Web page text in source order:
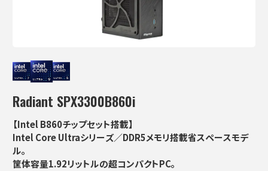
Radiant SPX3300B860i
【Intel B860チップセット搭載】
Intel Core Ultraシリーズ／DDR5メモリ搭載省スペースモデ
ル。
筐体容量1.92リットルの超コンパクトPC。